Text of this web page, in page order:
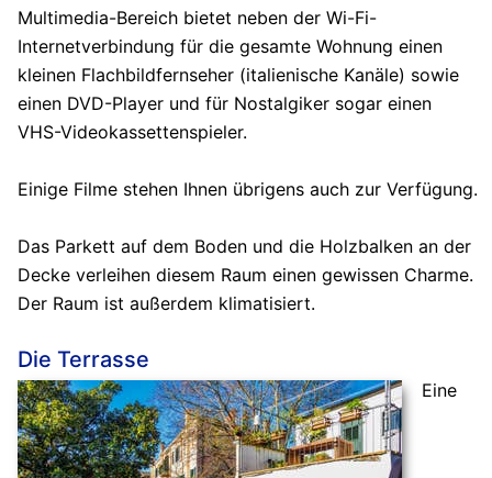
Multimedia-Bereich bietet neben der Wi-Fi-
Internetverbindung für die gesamte Wohnung einen
kleinen Flachbildfernseher (italienische Kanäle) sowie
einen DVD-Player und für Nostalgiker sogar einen
VHS-Videokassettenspieler.
Einige Filme stehen Ihnen übrigens auch zur Verfügung.
Das Parkett auf dem Boden und die Holzbalken an der
Decke verleihen diesem Raum einen gewissen Charme.
Der Raum ist außerdem klimatisiert.
Die Terrasse
Eine